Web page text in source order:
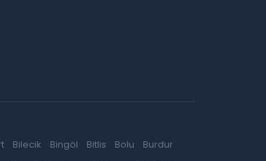
Bilecik Bingöl Bitlis Bolu
Burdur